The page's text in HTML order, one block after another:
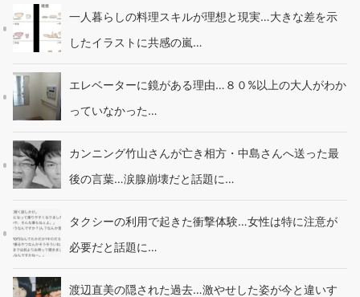
一人暮らしの料理スキルが理想と現実…大きな差を示
したイラストに共感の嵐…
エレベーターに鏡がある理由…８０%以上の大人がわか
っていなかった…
カンニング竹山さんが亡き相方・中島さんへ送った最
後の言葉…涙腺崩壊だと話題に…
タクシーの利用で起きた衝撃体験…女性は特に注意が
必要だと話題に…
渡辺直美の隠された過去…激やせした姿が今と違いす